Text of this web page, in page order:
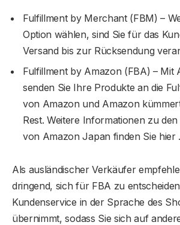
Fulfillment by Merchant (FBM) –
Option wählen, sind Sie für das
Versand bis zur Rücksendung
Fulfillment by Amazon (FBA) – Mit
senden Sie Ihre Produkte an die
von Amazon und Amazon
Rest. Weitere Informationen zu
von Amazon Japan finden Sie hier .
Als ausländischer Verkäufer
dringend, sich für FBA zu
Kundenservice in der Sprache des
übernimmt, sodass Sie sich auf